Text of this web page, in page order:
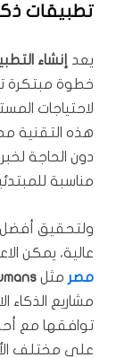
تطبيقات
يعد إنشاء
خطوة مبتكرة
لاحتياجات
هذه التقنية
دون الحاجة
مناسبة
ولتحقيق أفضل
عالية، يمكن
مصر مثل
مشاريع الذكاء
توافقها مع
على مختلف